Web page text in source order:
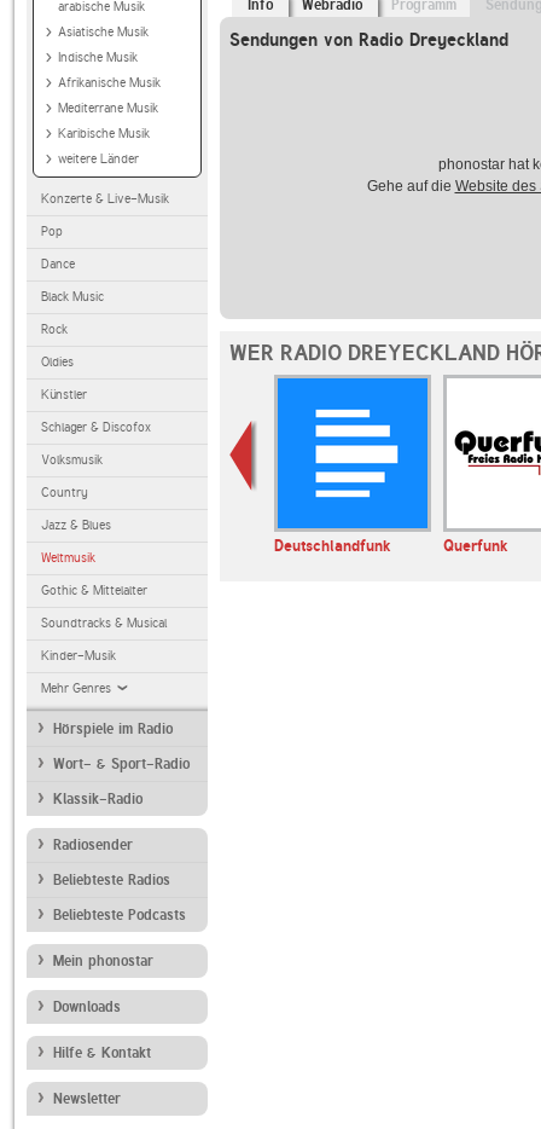
arabische Musik
Asiatische Musik
Indische Musik
Afrikanische Musik
Mediterrane Musik
Karibische Musik
weitere Länder
Konzerte & Live-Musik
Pop
Dance
Black Music
Rock
Oldies
Künstler
Schlager & Discofox
Volksmusik
Country
Jazz & Blues
Weltmusik
Gothic & Mittelalter
Soundtracks & Musical
Kinder-Musik
Mehr Genres
Hörspiele im Radio
Wort- & Sport-Radio
Klassik-Radio
Radiosender
Beliebteste Radios
Beliebteste Podcasts
Mein phonostar
Downloads
Hilfe & Kontakt
Newsletter
Info Webradio Programm
Sendungen von Radio Dreyeckland
phonostar hat
Gehe auf die Website des
WER RADIO DREYECKLAND
Deutschlandfunk Querfunk